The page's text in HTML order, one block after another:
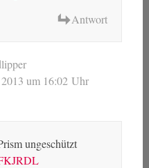
Antwort
um 16:02 Uhr
ungeschützt